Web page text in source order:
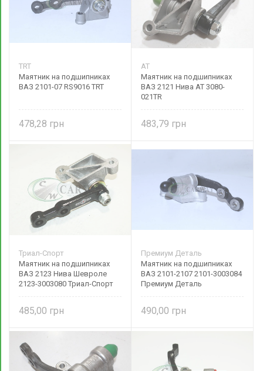
TRT
Маятник на подшипниках
ВАЗ 2101-07 RS9016 TRT
478,28
AT
Маятник на подшипниках
ВАЗ 2121 Нива AT 3080-
021TR
483,79
Триал-Спорт
Маятник на подшипниках
ВАЗ 2123 Нива Шевроле
2123-3003080 Триал-Спорт
485,00
Премиум Деталь
Маятник на подшипниках
ВАЗ 2101-2107 2101-3003084
Премиум Деталь
490,00